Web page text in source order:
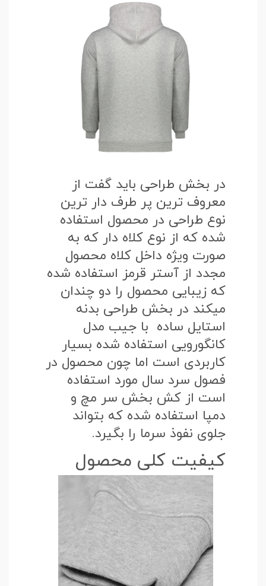
در بخش طراحی باید گفت از
معروف ترین پر طرف دار ترین
نوع طراحی در محصول استفاده
شده که از نوع کلاه دار که به
صورت ویژه داخل کلاه محصول
مجدد از آستر قرمز استفاده شده
که زیبایی محصول را دو چندان
میکند در بخش طراحی بدنه
استایل ساده با جیب مدل
کانگورویی استفاده شده بسیار
کاربردی است اما چون محصول در
فصول سرد سال مورد استفاده
است از کش بخش سر مچ و
دمپا استفاده شده که بتواند
جلوی نفوذ سرما را بگیرد.
کیفیت کلی محصول